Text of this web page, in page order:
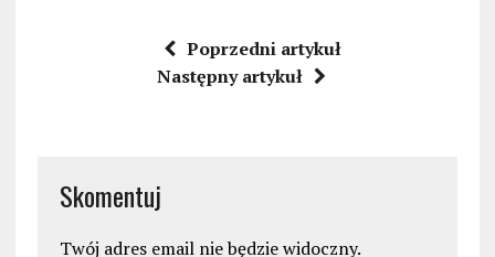
Poprzedni artykuł
Następny artykuł
Skomentuj
Twój adres email nie będzie widoczny.